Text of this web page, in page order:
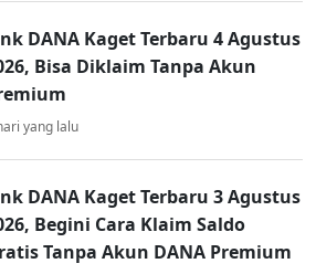
DANA Kaget Terbaru 4 Agustus
Bisa Diklaim Tanpa Akun
yang lalu
DANA Kaget Terbaru 3 Agustus
Begini Cara Klaim Saldo
Tanpa Akun DANA Premium